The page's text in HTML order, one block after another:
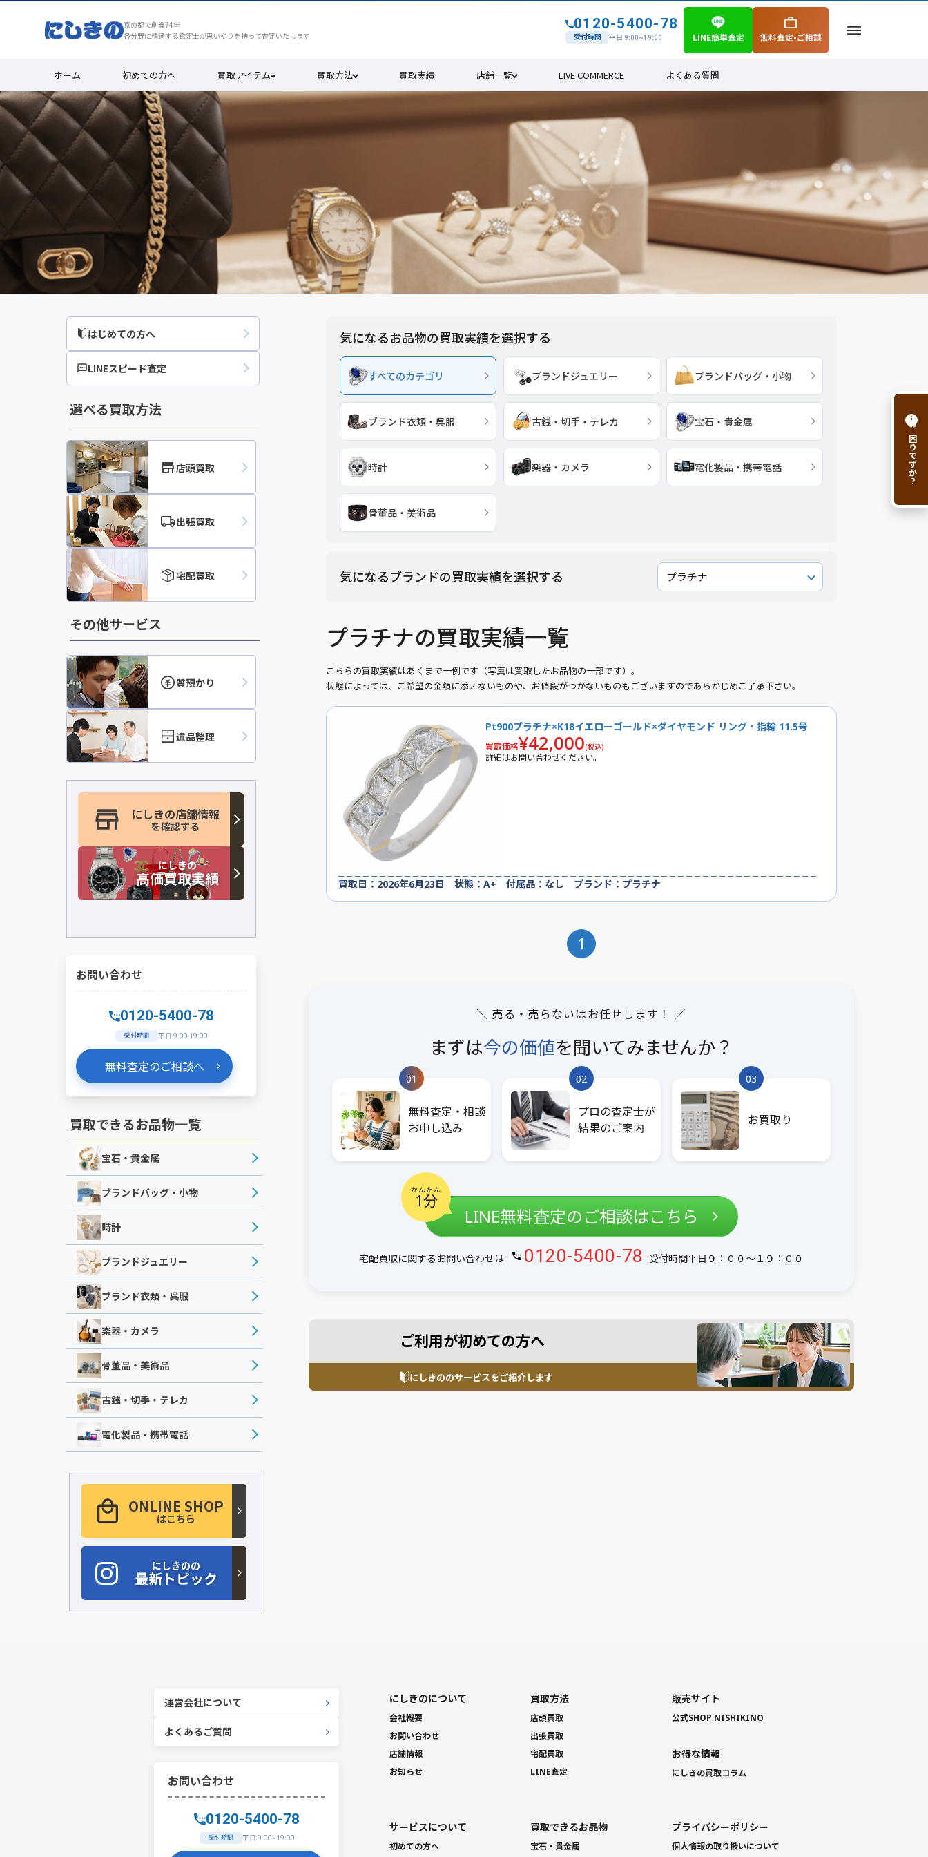
京の都で創業74年
各分野に精通する鑑定士が思いやりを持って査定いたします
0120-5400-78
受付時間 平日 9:00~19:00 LINE簡単査定 無料査定•ご相談
ホーム 初めての方へ 買取アイテム 買取方法 買取実績 店舗一覧 LIVE COMMERCE よくある質問
買取実績
買取実績
はじめての方へ
LINEスピード査定
選べる買取方法
店頭買取
出張買取
宅配買取
その他サービス
質預かり
遺品整理
にしきの店舗情報
を確認する
にしきの
高価買取実績
お問い合わせ
0120-5400-78
受付時間 平日 9:00-19:00
無料査定のご相談へ
買取できるお品物一覧
宝石・貴金属
ブランドバッグ・小物
時計
ブランドジュエリー
ブランド衣類・呉服
楽器・カメラ
骨董品・美術品
古銭・切手・テレカ
電化製品・携帯電話
ONLINE SHOP
はこちら
にしきのの
最新トピック
気になるお品物の買取実績を選択する
すべてのカテゴリ ブランドジュエリー ブランドバッグ・小物
ブランド衣類・呉服 古銭・切手・テレカ 宝石・貴金属
時計 楽器・カメラ 電化製品・携帯電話
骨董品・美術品
気になるブランドの買取実績を選択する プラチナ
プラチナの買取実績一覧
こちらの買取実績はあくまで一例です（写真は買取したお品物の一部です）。
状態によっては、ご希望の金額に添えないものや、お値段がつかないものもございますのであらかじめご了承下さい。
Pt900プラチナ×K18イエローゴールド×ダイヤモンド リング・指輪 11.5号
買取価格¥42,000(税込)
詳細はお問い合わせください。
買取日：2026年6月23日 状態：A+ 付属品：なし ブランド：プラチナ
1
＼ 売る・売らないはお任せします！ ／
まずは今の価値を聞いてみませんか？
01
無料査定・相談
お申し込み
02
プロの査定士が
結果のご案内
03
お買取り
かんたん
1分
LINE無料査定のご相談はこちら
宅配買取に関するお問い合わせは 0120-5400-78 受付時間平日９：００〜１９：００
ご利用が初めての方へ
にしきののサービスをご紹介します
運営会社について
よくあるご質問
お問い合わせ
0120-5400-78
受付時間 平日 9:00~19:00
にしきのについて
会社概要
お問い合わせ
店舗情報
お知らせ
買取方法
店頭買取
出張買取
宅配買取
LINE査定
販売サイト
公式SHOP NISHIKINO
お得な情報
にしきの買取コラム
サービスについて
初めての方へ
買取できるお品物
宝石・貴金属
プライバシーポリシー
個人情報の取り扱いについて
i
お困りですか？